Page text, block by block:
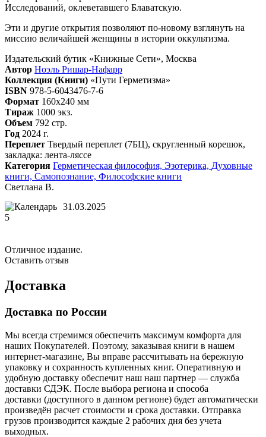
Исследований, оклеветавшего Блаватскую.
Эти и другие открытия позволяют по-новому взглянуть на
миссию величайшей женщины в истории оккультизма.
Издательский бутик «Книжные Сети», Москва
Автор Ноэль Ришар-Нафарр
Коллекция (Книги) «Пути Герметизма»
ISBN 978-5-6043476-7-6
Формат 160х240 мм
Тираж 1000 экз.
Объем 792 стр.
Год 2024 г.
Переплет Твердый переплет (7БЦ), скругленный корешок,
закладка: лента-ляссе
Категория Герметическая философия, Эзотерика, Духовные
книги, Самопознание, Философские книги
Светлана В.
31.03.2025
5
Отличное издание.
Оставить отзыв
Доставка
Доставка по России
Мы всегда стремимся обеспечить максимум комфорта для
наших Покупателей. Поэтому, заказывая книги в нашем
интернет-магазине, Вы вправе рассчитывать на бережную
упаковку и сохранность купленных книг. Оперативную и
удобную доставку обеспечит наш наш партнер — служба
доставки СДЭК. После выбора региона и способа
доставки (доступного в данном регионе) будет автоматически
произведён расчет стоимости и срока доставки. Отправка
грузов производится каждые 2 рабочих дня без учета
выходных.